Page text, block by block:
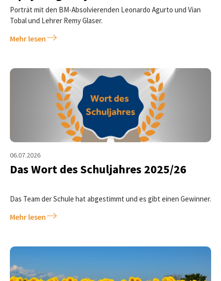
Porträt mit den BM-Absolvierenden Leonardo Agurto und Vian
Tobal und Lehrer Remy Glaser.
Mehr lesen
06.07.2026
Das Wort des Schuljahres 2025/26
Das Team der Schule hat abgestimmt und es gibt einen Gewinner.
Mehr lesen